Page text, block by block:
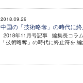
2018.09.29
中国の「技術略奪」の時代に
2018年11月号記事 編集長コラ
「技術略奪」の時代に終止符を